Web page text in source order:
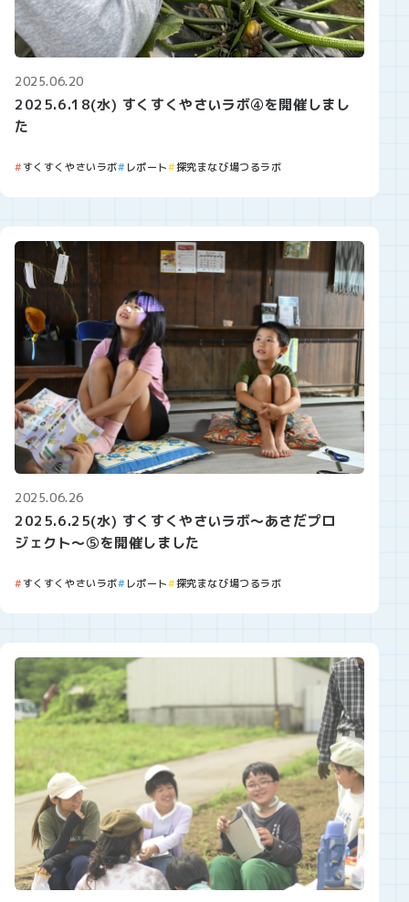
2025.06.20
2025.6.18(水) すくすくやさいラボ④を開催しまし
た
すくすくやさいラボ レポート 探究まなび場つるラボ
2025.06.26
2025.6.25(水) すくすくやさいラボ～あさだプロ
ジェクト～⑤を開催しました
すくすくやさいラボ レポート 探究まなび場つるラボ